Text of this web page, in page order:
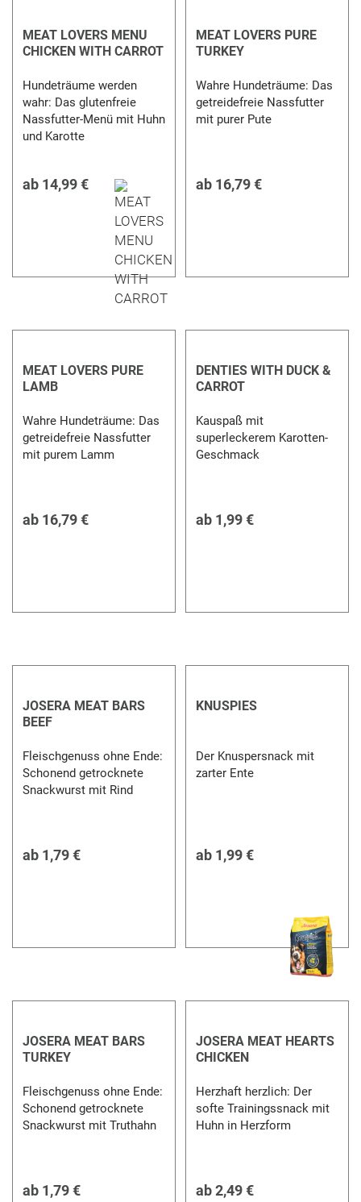
MEAT LOVERS MENU
CHICKEN WITH CARROT
Hundeträume werden
wahr: Das glutenfreie
Nassfutter-Menü mit Huhn
und Karotte
ab 14,99 €
MEAT LOVERS PURE
TURKEY
Wahre Hundeträume: Das
getreidefreie Nassfutter
mit purer Pute
ab 16,79 €
MEAT LOVERS PURE
LAMB
Wahre Hundeträume: Das
getreidefreie Nassfutter
mit purem Lamm
ab 16,79 €
DENTIES WITH DUCK &
CARROT
Kauspaß mit
superleckerem Karotten-
Geschmack
ab 1,99 €
JOSERA MEAT BARS
BEEF
Fleischgenuss ohne Ende:
Schonend getrocknete
Snackwurst mit Rind
ab 1,79 €
KNUSPIES
Der Knuspersnack mit
zarter Ente
ab 1,99 €
JOSERA MEAT BARS
TURKEY
Fleischgenuss ohne Ende:
Schonend getrocknete
Snackwurst mit Truthahn
ab 1,79 €
JOSERA MEAT HEARTS
CHICKEN
Herzhaft herzlich: Der
softe Trainingssnack mit
Huhn in Herzform
ab2,49 €